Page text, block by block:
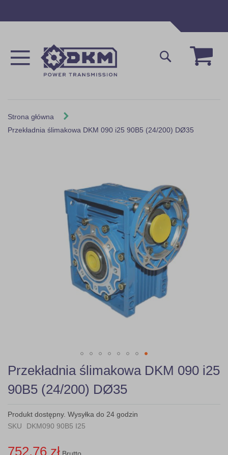
Mój
Szukaj
Strona główna
Przekładnia ślimakowa DKM 090 i25 90B5 (24/200) DØ35
Skip
to
the
beginning
the
images
Przekładnia ślimakowa DKM 090 i25
90B5 (24/200) DØ35
Produkt dostępny. Wysyłka do 24 godzin
SKU
DKM090 90B5 I25
752,76 zł Brutto